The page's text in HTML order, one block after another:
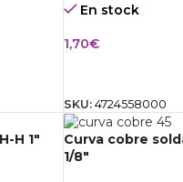
En stock
1,70€
SKU:4724558000
H 1″
Curva cobre
1/8″